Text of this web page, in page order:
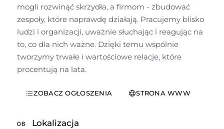
mogli rozwinąć skrzydła, a firmom - zbudować
zespoły, które naprawdę działają. Pracujemy blisko
ludzi i organizacji, uważnie słuchając i reagując na
to, co dla nich ważne. Dzięki temu wspólnie
tworzymy trwałe i wartościowe relacje, które
procentują na lata.
ZOBACZ OGŁOSZENIA STRONA WWW
06 Lokalizacja